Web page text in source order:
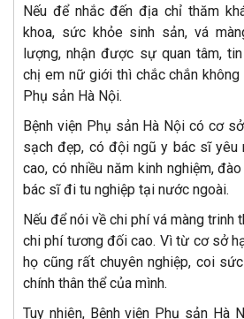
Nếu để nhắc đến địa chỉ thăm
khoa, sức khỏe sinh sản, vá
lượng, nhận được sự quan tâm,
chị em nữ giới thì chắc chắn không
Phụ sản Hà Nội.
Bệnh viện Phụ sản Hà Nội có cơ
sạch đẹp, có đội ngũ y bác sĩ yêu
cao, có nhiều năm kinh nghiệm,
bác sĩ đi tu nghiệp tại nước ngoài.
Nếu để nói về chi phí vá màng trinh
chi phí tương đối cao. Vì từ cơ sở
họ cũng rất chuyên nghiệp, coi
chính thân thể của mình.
Tuy nhiên, Bệnh viện Phụ sản Hà